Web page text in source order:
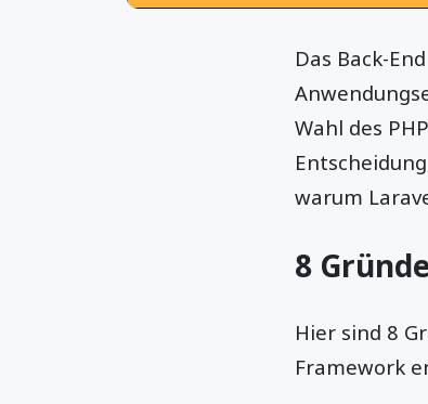
Das Back-
Wahl des
warum
8
Hier sind 8
Framework